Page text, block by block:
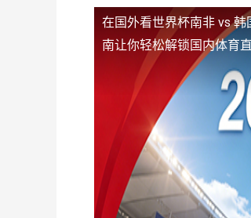
在国外看世界杯南非 vs
南让你轻松解锁国内体育